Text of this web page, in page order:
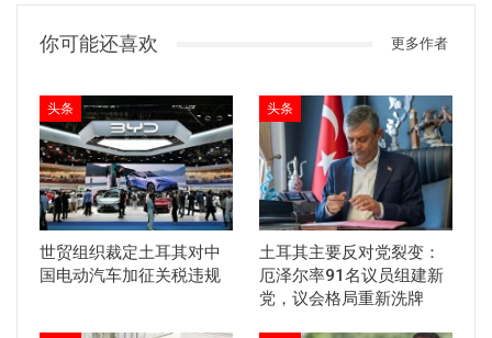
你可能还喜欢 更多作者
头条
世贸组织裁定土耳其对中
国电动汽车加征关税违规
头条
土耳其主要反对党裂变：
厄泽尔率91名议员组建新
党，议会格局重新洗牌